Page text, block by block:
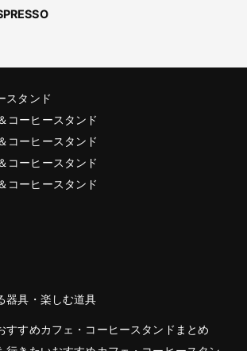
スタンド
コーヒースタンド
コーヒースタンド
コーヒースタンド
コーヒースタンド
器具・楽しむ道具
すすめカフェ・コーヒースタンドまとめ